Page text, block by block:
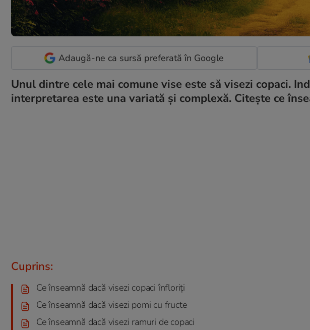
Adaugă-ne ca sursă preferată în Google
Unul dintre cele mai comune vise este să visezi copaci.
interpretarea este una variată și complexă. Citește ce
Cuprins:
Ce înseamnă dacă visezi copaci înfloriți
Ce înseamnă dacă visezi pomi cu fructe
Ce înseamnă dacă visezi ramuri de copaci